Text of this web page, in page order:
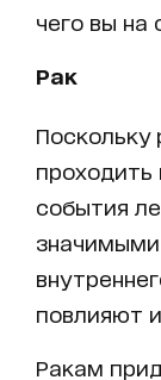
чего вы на
Рак
Поскольку
проходить
события
повлияют
Ракам